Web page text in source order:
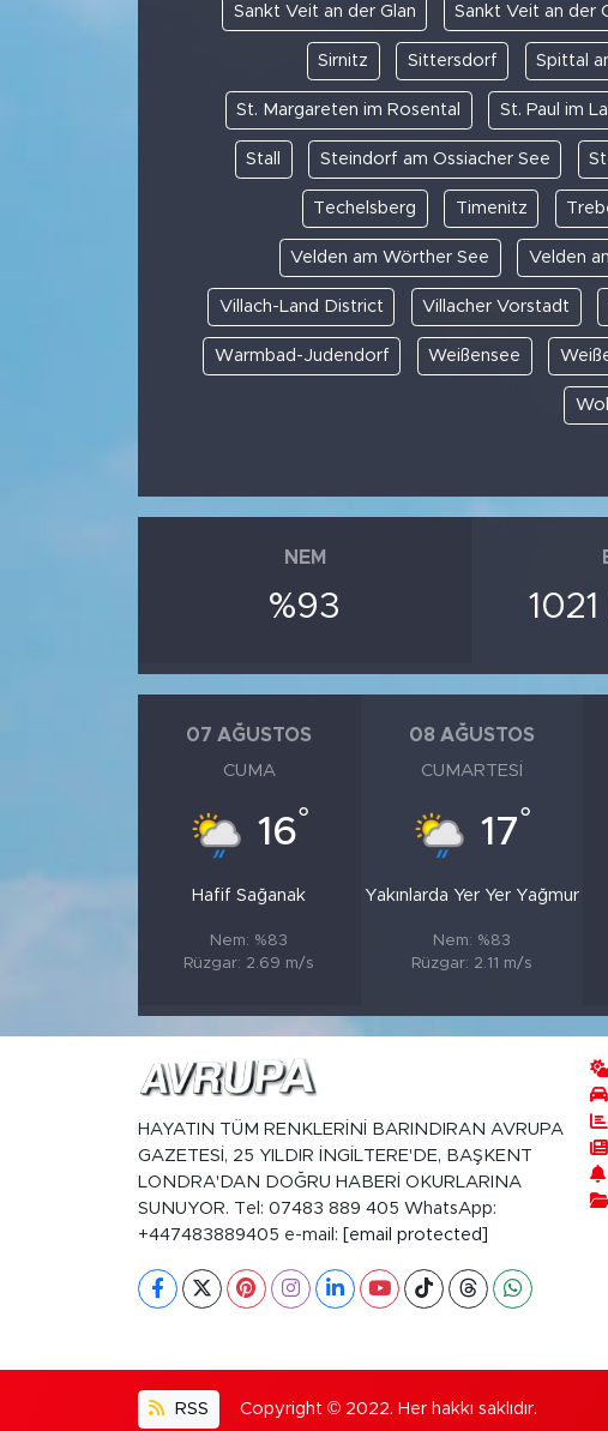
Sankt Veit an der Glan Sankt Veit an der
Sirnitz Sittersdorf Spittal
St. Margareten im Rosental St. Paul im
Stall Steindorf am Ossiacher See
Techelsberg Timenitz
Velden am Wörther See Velden
Villach-Land District Villacher Vorstadt
Warmbad-Judendorf Weißensee
NEM
%93
07 AĞUSTOS
CUMA
16°
Hafif Sağanak
Nem: %83
Rüzgar: 2.69 m/s
08 AĞUSTOS
CUMARTESI
17°
Yakınlarda Yer Yer Yağmur
Nem: %83
Rüzgar: 2.11 m/s
HAYATIN TÜM RENKLERİNİ BARINDIRAN AVRUPA
GAZETESİ, 25 YILDIR İNGİLTERE'DE, BAŞKENT
LONDRA'DAN DOĞRU HABERİ OKURLARINA
SUNUYOR. Tel: 07483 889 405 WhatsApp:
+447483889405 e-mail:
[email protected]
RSS Copyright © 2022. Her hakkı saklıdır.